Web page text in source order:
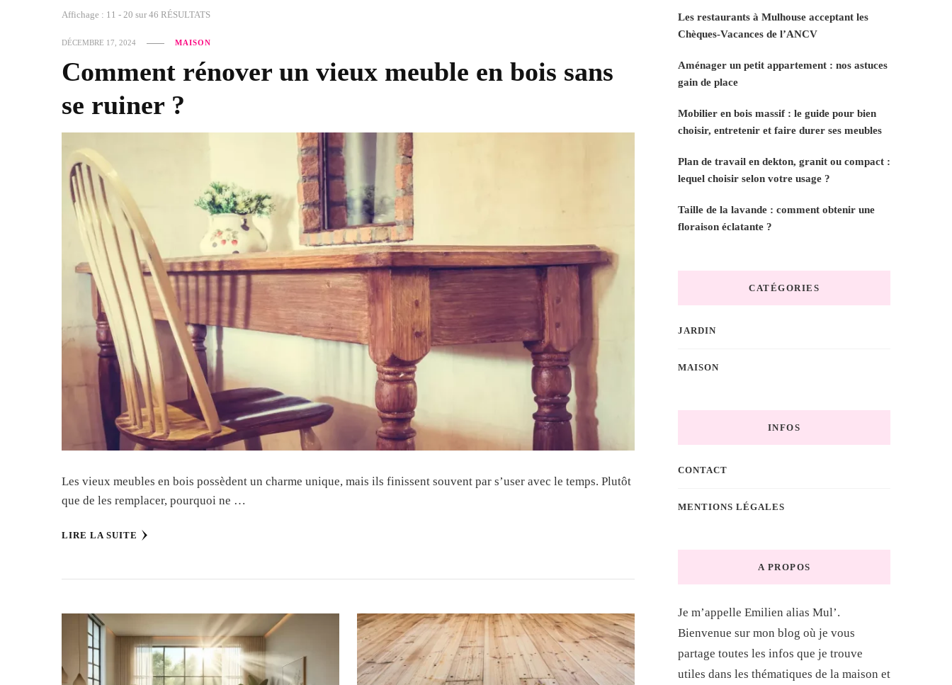
Affichage : 11 - 20 sur 46 RÉSULTATS
DÉCEMBRE 17, 2024 MAISON
Comment rénover un vieux meuble en bois sans
se ruiner ?
Les vieux meubles en bois possèdent un charme unique, mais ils finissent souvent par s’user avec le temps. Plutôt
que de les remplacer, pourquoi ne …
LIRE LA SUITE
Les restaurants à Mulhouse acceptant les
Chèques-Vacances de l’ANCV
Aménager un petit appartement : nos astuces
gain de place
Mobilier en bois massif : le guide pour bien
choisir, entretenir et faire durer ses meubles
Plan de travail en dekton, granit ou compact :
lequel choisir selon votre usage ?
Taille de la lavande : comment obtenir une
floraison éclatante ?
CATÉGORIES
JARDIN
MAISON
INFOS
CONTACT
MENTIONS LÉGALES
A PROPOS
Je m’appelle Emilien alias Mul’.
Bienvenue sur mon blog où je vous
partage toutes les infos que je trouve
utiles dans les thématiques de la maison et